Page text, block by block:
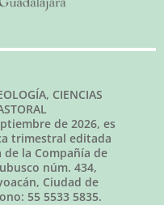
CIENCIAS
de 2026, es
trimestral editada
la Compañía de
núm. 434,
Ciudad de
55 5533 5835.